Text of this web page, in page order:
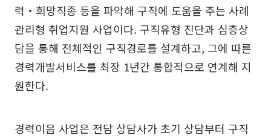
력‧희망직종 등을 파악해 구직에 도움을 주는 사례
관리형 취업지원 사업이다. 구직유형 진단과 심층상
담을 통해 전체적인 구직경로를 설계하고, 그에 따른
경력개발서비스를 최장 1년간 통합적으로 연계해 지
원한다.
경력이음 사업은 전담 상담사가 초기 상담부터 구직